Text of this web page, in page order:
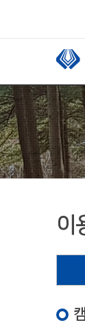
이